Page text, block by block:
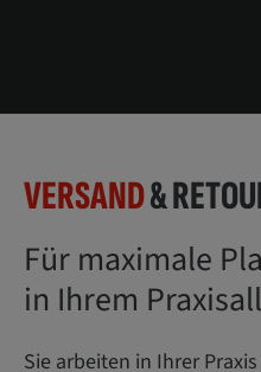
VERSAND&
Für maximale
in Ihrem
Sie arbeiten in Ihrer